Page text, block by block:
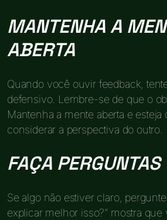
MANTENHA A
ABERTA
Quando você ouvir feedback,
defensivo. Lembre-se de que o
Mantenha a mente aberta e esteja
considerar a perspectiva do outro.
FAÇA PERGUNTAS
Se algo não estiver claro,
explicar melhor isso?” mostra que